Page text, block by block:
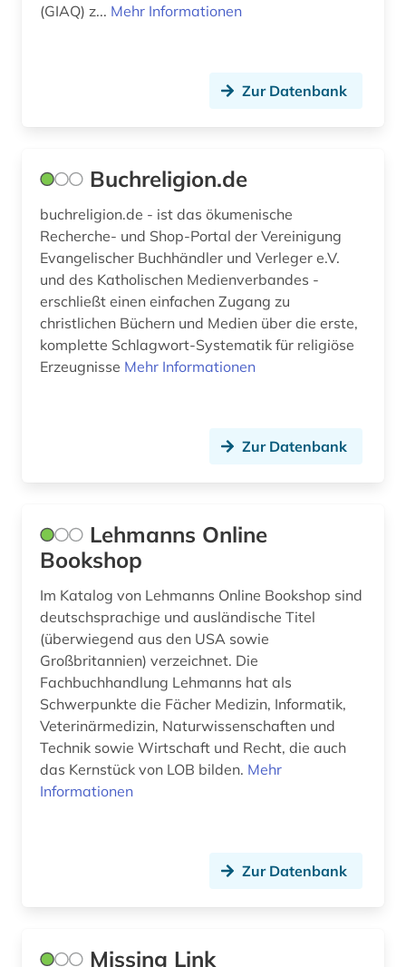
(GIAQ) z... Mehr Informationen
Zur Datenbank
Buchreligion.de
buchreligion.de - ist das ökumenische
Recherche- und Shop-Portal der Vereinigung
Evangelischer Buchhändler und Verleger e.V.
und des Katholischen Medienverbandes -
erschließt einen einfachen Zugang zu
christlichen Büchern und Medien über die erste,
komplette Schlagwort-Systematik für religiöse
Erzeugnisse Mehr Informationen
Zur Datenbank
Lehmanns Online
Bookshop
Im Katalog von Lehmanns Online Bookshop sind
deutschsprachige und ausländische Titel
(überwiegend aus den USA sowie
Großbritannien) verzeichnet. Die
Fachbuchhandlung Lehmanns hat als
Schwerpunkte die Fächer Medizin, Informatik,
Veterinärmedizin, Naturwissenschaften und
Technik sowie Wirtschaft und Recht, die auch
das Kernstück von LOB bilden. Mehr
Informationen
Zur Datenbank
Missing Link